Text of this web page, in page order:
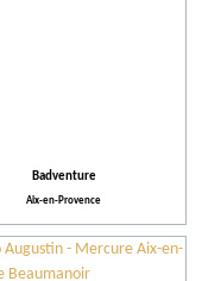
Badventure
Aix-en-Provence